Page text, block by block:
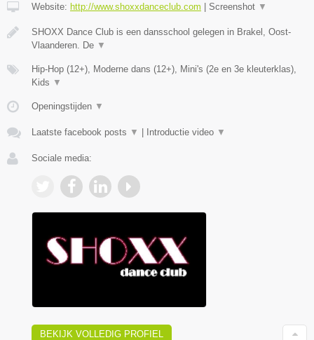
Website: http://www.shoxxdanceclub.com | Screenshot ▼
SHOXX Dance Club is een dansschool gelegen in Brakel, Oost-
Vlaanderen. De ▼
Hip-Hop (12+), Moderne dans (12+), Mini's (2e en 3e kleuterklas),
Kids ▼
Openingstijden ▼
Laatste facebook posts ▼ | Introductie video ▼
Sociale media:
BEKIJK VOLLEDIG PROFIEL